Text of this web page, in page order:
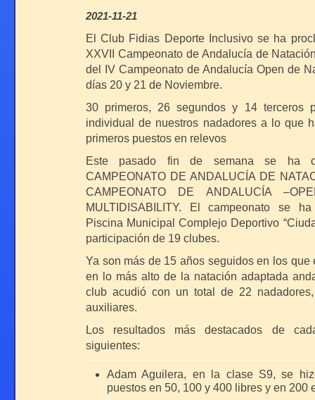
2021-11-21
El Club Fidias Deporte Inclusivo se ha
XXVII Campeonato de Andalucía de
del IV Campeonato de Andalucía Open de
días 20 y 21 de Noviembre.
30 primeros, 26 segundos y 14 terceros
individual de nuestros nadadores a lo que
primeros puestos en relevos
Este pasado fin de semana se ha
CAMPEONATO DE ANDALUCÍA DE
CAMPEONATO DE ANDALUCÍA
MULTIDISABILITY. El campeonato se
Piscina Municipal Complejo Deportivo
participación de 19 clubes.
Ya son más de 15 años seguidos en los que
en lo más alto de la natación adaptada
club acudió con un total de 22
auxiliares.
Los resultados más destacados de
siguientes:
Adam Aguilera, en la clase S9, se
puestos en 50, 100 y 400 libres y en 200